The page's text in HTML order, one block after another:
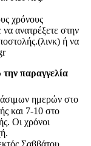
χρόνους
ανατρέξετε στην
ή να
παραγγελία
ημερών στο
και 7-10 στο
Οι χρόνοι
Σαββάτου,